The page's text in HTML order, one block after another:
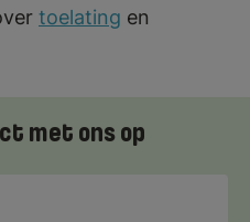
toelating en
met ons op